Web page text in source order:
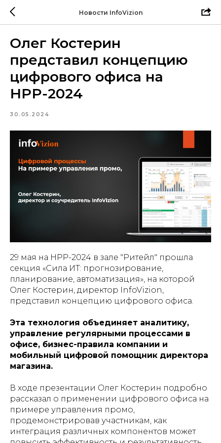
Новости InfoVizion
Олег Костерин
представил концепцию
цифрового офиса на
НРР-2024
30.05.2024
29 мая на НРР-2024 в зале "Ритейл" прошла
секция «Сила ИТ: прогнозирование,
планирование, автоматизация», на которой
Олег Костерин, директор InfoVizion,
представил концепцию цифрового офиса.
Эта технология объединяет аналитику,
управление регулярными процессами в
офисе, бизнес-правила компании и
мобильный цифровой помощник директора
магазина.
В ходе презентации Олег Костерин подробно
рассказал о применении цифрового офиса на
примере управления промо,
продемонстрировав участникам, как
интеграция различных компонентов может